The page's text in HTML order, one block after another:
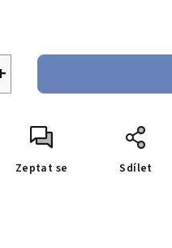
Zeptat se Sdílet